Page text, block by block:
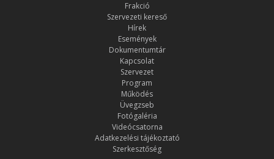
Frakció
Szervezeti kereső
Hírek
Események
Dokumentumtár
Kapcsolat
Szervezet
Program
Működés
Üvegzseb
Fotógaléria
Videócsatorna
Adatkezelési tájékoztató
Szerkesztőség